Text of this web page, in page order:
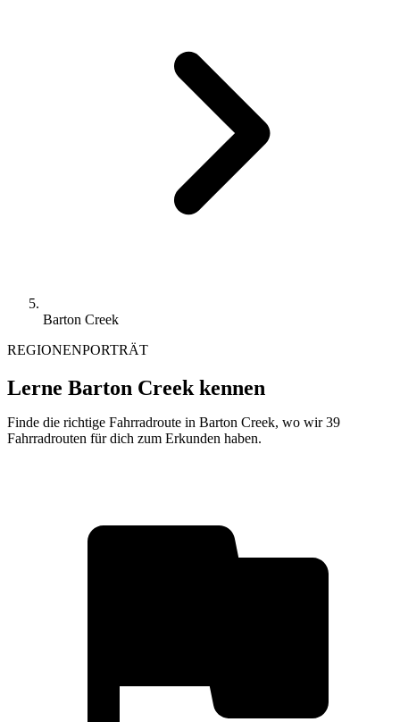
Barton Creek
REGIONENPORTRÄT
Lerne Barton Creek kennen
Finde die richtige Fahrradroute in Barton Creek, wo wir 39
Fahrradrouten für dich zum Erkunden haben.